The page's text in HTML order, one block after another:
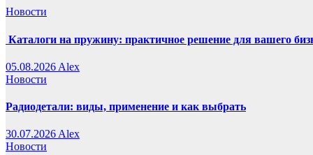
Новости
Каталоги на пружину: практичное решение для вашего
05.08.2026 Alex
Новости
Радиодетали: виды, применение и как выбрать
30.07.2026 Alex
Новости